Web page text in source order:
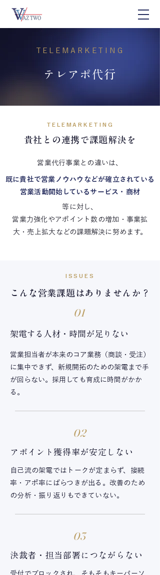
TELEMARKETING
テレアポ代行
TELEMARKETING
​貴社との連携で課題解決を
営業代行事業との違いは、​
既に貴社で営業ノウハウなどが確立されている
営業活動開始しているサービス・商材
等に対し、
営業力強化やアポイント数の増加・事業拡
大・売上拡大などの課題解決に努めます。
ISSUES
こんな営業課題はありませんか？
01
架電する人材・時間が足りない
営業担当者が本来のコア業務（商談・受注）
に集中できず、新規開拓のための架電まで手
が回らない。採用しても育成に時間がかか
る。
02
アポイント獲得率が安定しない
自己流の架電ではトークが定まらず、接続
率・アポ率にばらつきが出る。改善のため
の分析・振り返りもできていない。
03
決裁者・担当部署につながらない
受付でブロックされ、そもそもキーパーソ